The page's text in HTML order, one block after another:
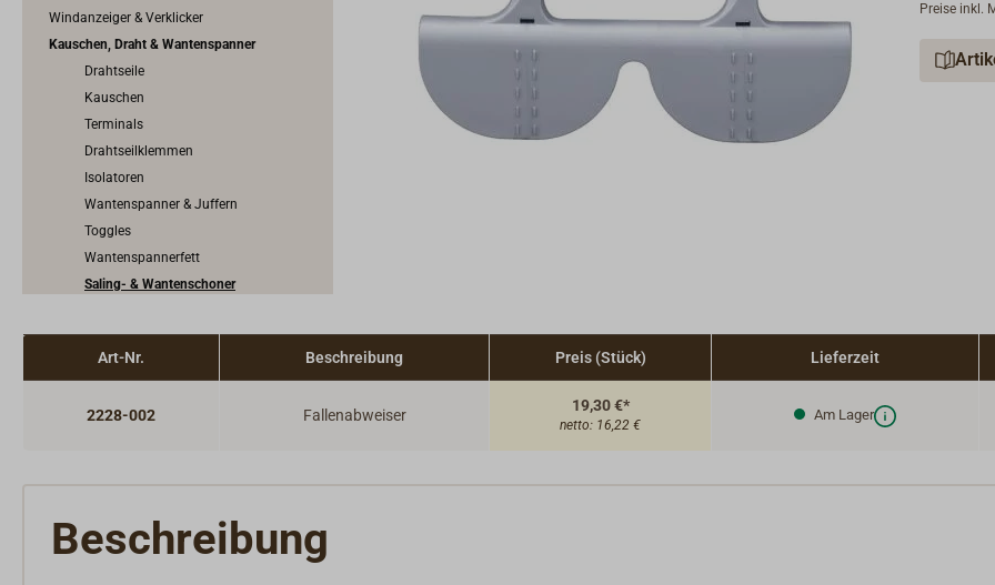
Windanzeiger & Verklicker
Kauschen, Draht & Wantenspanner
Drahtseile
Kauschen
Terminals
Drahtseilklemmen
Isolatoren
Wantenspanner & Juffern
Toggles
Wantenspannerfett
Saling- & Wantenschoner
Bootsmannsstuhl
Takelwerkzeug & Segelmacherwerkzeug
SKYLOTEC Mastzugang & Absturzsicherung
Preise inkl.
Art-Nr. Beschreibung Preis (Stück) Lieferzeit
2228-002 Fallenabweiser
19,30 €*
netto: 16,22 €
Am Lager
Beschreibung